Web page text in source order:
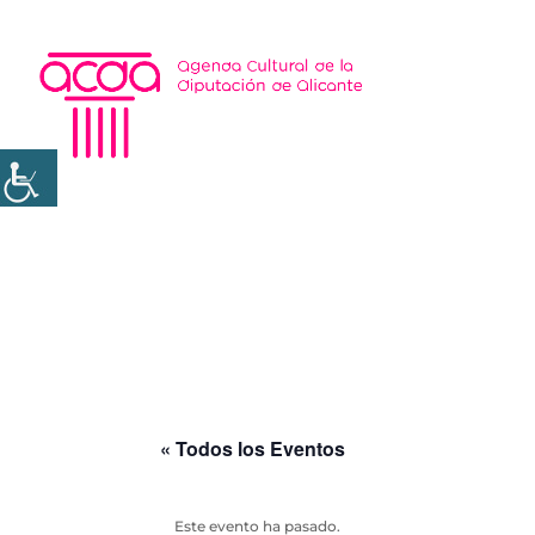
« Todos los Eventos
Este evento ha pasado.